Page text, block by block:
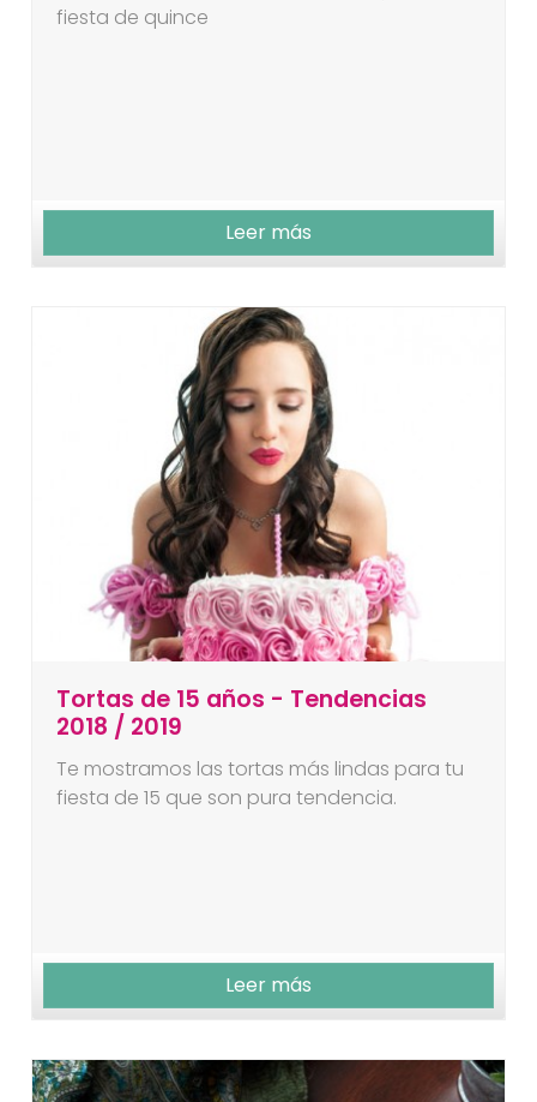
fiesta de quince
Leer más
Tortas de 15 años - Tendencias
2018 / 2019
Te mostramos las tortas más lindas para tu
fiesta de 15 que son pura tendencia.
Leer más